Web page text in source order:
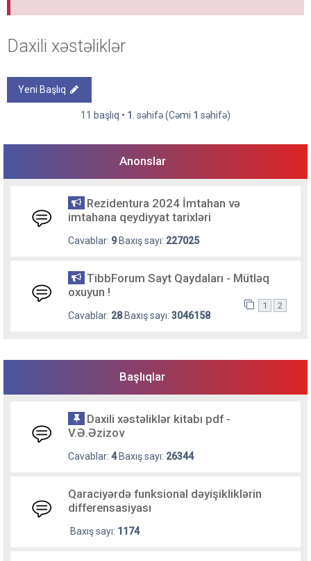
Daxili xəstəliklər
Yeni Başlıq
11 başlıq • 1 . səhifə (Cəmi 1 səhifə)
Anonslar
Rezidentura 2024 İmtahan və
imtahana qeydiyyat tarixləri
Cavablar: 9Baxış sayı: 227025
TibbForum Sayt Qaydaları - Mütləq
oxuyun !
Cavablar: 28Baxış sayı: 3046158
1 2
Başlıqlar
Daxili xəstəliklər kitabı pdf -
V.Ə.Əzizov
Cavablar: 4Baxış sayı: 26344
Qaraciyərdə funksional dəyişikliklərin
differensasiyası
Baxış sayı: 1174